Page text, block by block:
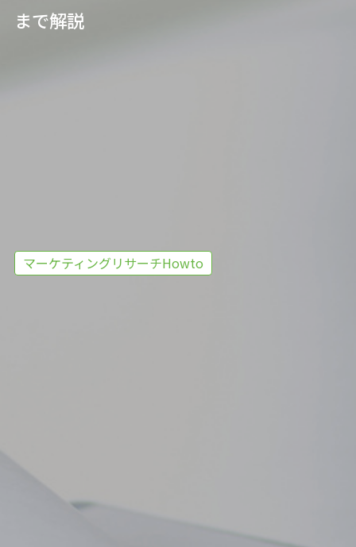
まで解説
マーケティングリサーチHowto